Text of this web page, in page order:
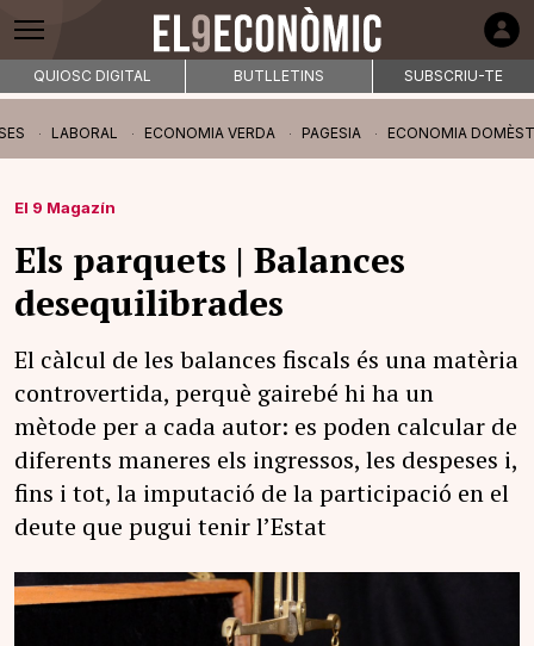
QUIOSC DIGITAL BUTLLETINS SUBSCRIU-TE
LABORAL ECONOMIA VERDA PAGESIA ECONOMIA
El 9 Magazín
Els parquets | Balances
desequilibrades
El càlcul de les balances fiscals és una matèria
controvertida, perquè gairebé hi ha un
mètode per a cada autor: es poden calcular de
diferents maneres els ingressos, les despeses i,
fins i tot, la imputació de la participació en el
deute que pugui tenir l’Estat